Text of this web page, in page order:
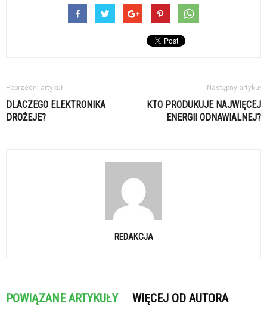
Poprzedni artykuł
DLACZEGO ELEKTRONIKA
DROŻEJE?
Następny artykuł
KTO PRODUKUJE NAJWIĘCEJ
ENERGII ODNAWIALNEJ?
REDAKCJA
POWIĄZANE ARTYKUŁY WIĘCEJ OD AUTORA